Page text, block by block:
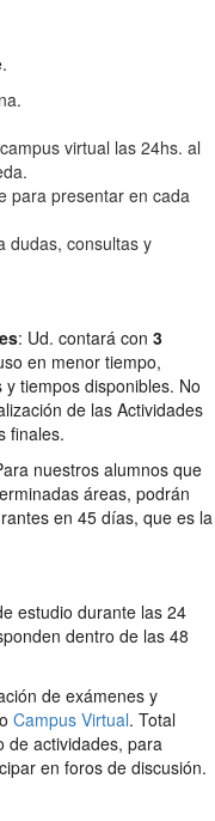
virtual las 24hs. al
para presentar en cada
dudas, consultas y
: Ud. contará con 3
en menor tiempo,
tiempos disponibles. No
de las Actividades
finales.
nuestros alumnos que
áreas, podrán
en 45 días, que es la
estudio durante las 24
dentro de las 48
de exámenes y
Campus Virtual. Total
de actividades, para
en foros de discusión.